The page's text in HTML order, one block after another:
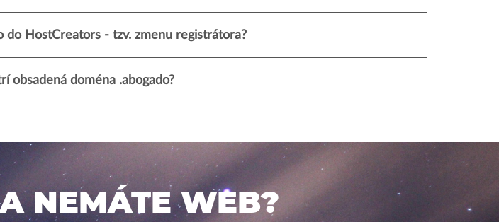
do HostCreators - tzv. zmenu registrátora?
obsadená doména .abogado?
NEMÁTE WEB?